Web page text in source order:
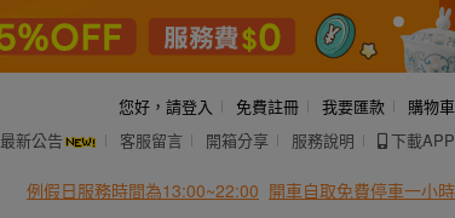
您好， 請登入 免費註冊 我要匯款
購物車
最新公告 客服留言 開箱分享 服務說明 下載APP
例假日服務時間為13:00~22:00 開車自取免費停車一小時